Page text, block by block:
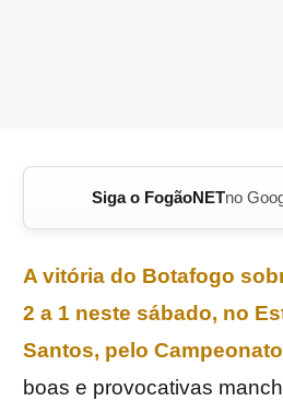
Siga o FogãoNETno
A vitória do Botafogo
2 a 1 neste sábado, no
Santos, pelo
boas e provocativas